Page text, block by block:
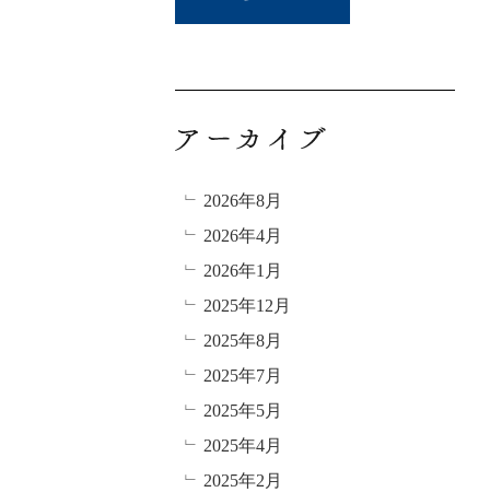
2026年8月
2026年4月
2026年1月
2025年12月
2025年8月
2025年7月
2025年5月
2025年4月
2025年2月